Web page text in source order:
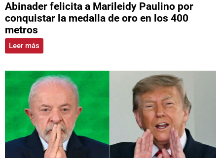
Abinader felicita a Marileidy Paulino por
conquistar la medalla de oro en los 400
metros
Leer más